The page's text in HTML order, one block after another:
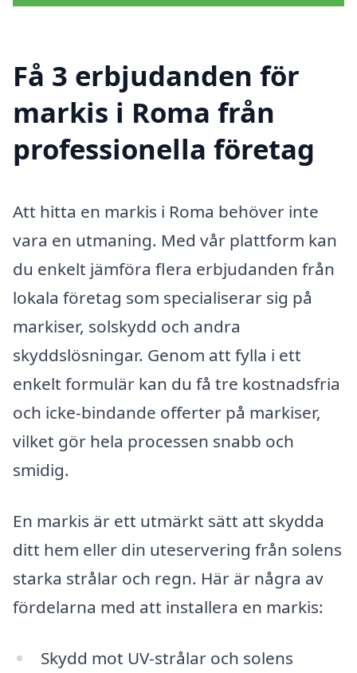
Få 3 erbjudanden för
markis i Roma från
professionella företag
Att hitta en markis i Roma behöver inte
vara en utmaning. Med vår plattform kan
du enkelt jämföra flera erbjudanden från
lokala företag som specialiserar sig på
markiser, solskydd och andra
skyddslösningar. Genom att fylla i ett
enkelt formulär kan du få tre kostnadsfria
och icke-bindande offerter på markiser,
vilket gör hela processen snabb och
smidig.
En markis är ett utmärkt sätt att skydda
ditt hem eller din uteservering från solens
starka strålar och regn. Här är några av
fördelarna med att installera en markis:
Skydd mot UV-strålar och solens